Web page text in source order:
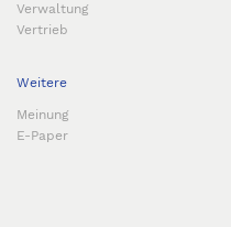
Verwaltung
Vertrieb
Weitere
Meinung
E-Paper